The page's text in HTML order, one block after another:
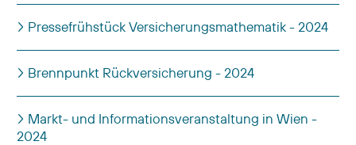
Pressefrühstück Versicherungsmathematik - 2024
Brennpunkt Rückversicherung - 2024
Markt- und Informationsveranstaltung in Wien -
2024